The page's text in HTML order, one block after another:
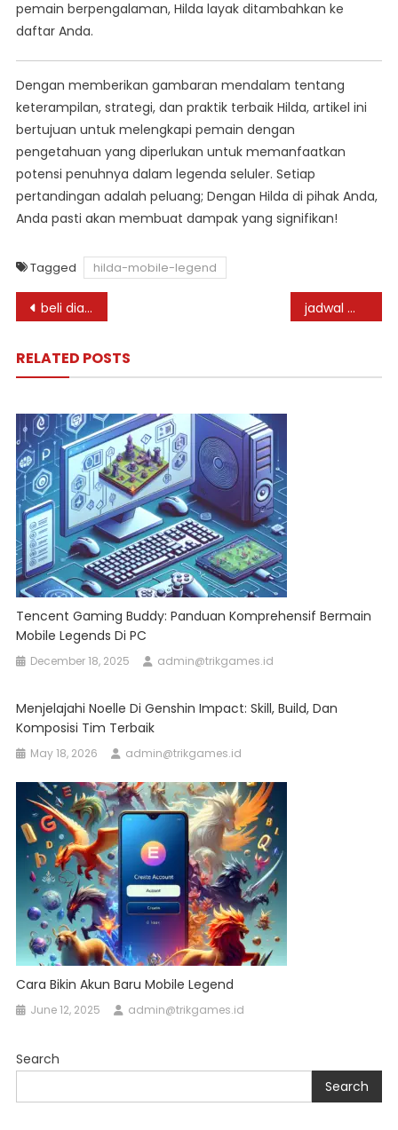
pemain berpengalaman, Hilda layak ditambahkan ke
daftar Anda.
Dengan memberikan gambaran mendalam tentang
keterampilan, strategi, dan praktik terbaik Hilda, artikel ini
bertujuan untuk melengkapi pemain dengan
pengetahuan yang diperlukan untuk memanfaatkan
potensi penuhnya dalam legenda seluler. Setiap
pertandingan adalah peluang; Dengan Hilda di pihak Anda,
Anda pasti akan membuat dampak yang signifikan!
Tagged hilda-mobile-legend
Post
beli diamond Mobile Legend murah sekarang juga jadwal m6 mobile legend 2024
RELATED POSTS
Tencent Gaming Buddy: Panduan Komprehensif Bermain
Mobile Legends Di PC
December 18, 2025 admin@trikgames.id
Menjelajahi Noelle Di Genshin Impact: Skill, Build, Dan
Komposisi Tim Terbaik
May 18, 2026 admin@trikgames.id
Cara Bikin Akun Baru Mobile Legend
June 12, 2025 admin@trikgames.id
Search
Search